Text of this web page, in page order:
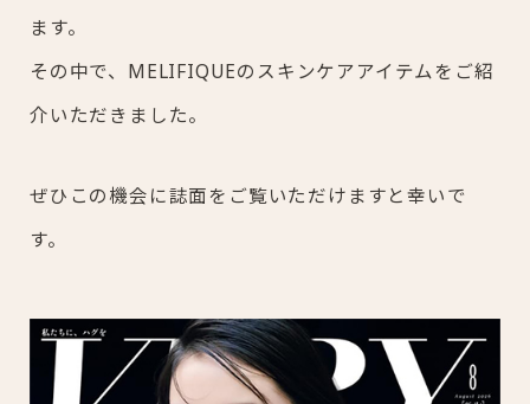
ます。
その中で、MELIFIQUEのスキンケアアイテムをご紹
介いただきました。
ぜひこの機会に誌面をご覧いただけますと幸いで
す。